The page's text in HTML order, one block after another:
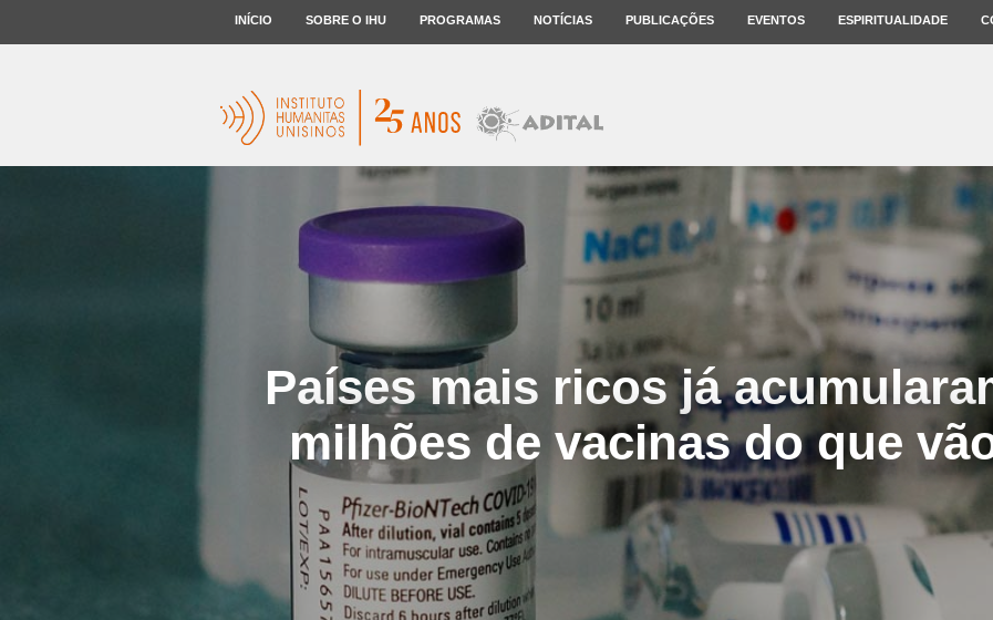
INÍCIO SOBRE O IHU PROGRAMAS NOTÍCIAS PUBLICAÇÕES EVENTOS ESPIRITUALIDADE
Países mais ricos já
milhões de vacinas do que